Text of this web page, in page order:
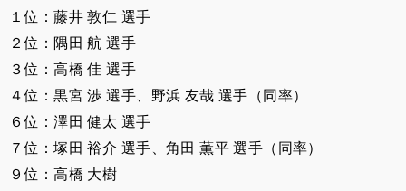
１位：藤井 敦仁 選手
２位：隅田 航 選手
３位：高橋 佳 選手
４位：黒宮 渉 選手、野浜 友哉 選手（同率）
６位：澤田 健太 選手
７位：塚田 裕介 選手、角田 薫平 選手（同率）
９位：高橋 大樹